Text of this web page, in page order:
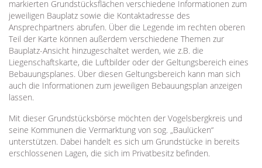
markierten Grundstücksflächen verschiedene Informationen zum
jeweiligen Bauplatz sowie die Kontaktadresse des
Ansprechpartners abrufen. Über die Legende im rechten oberen
Teil der Karte können außerdem verschiedene Themen zur
Bauplatz-Ansicht hinzugeschaltet werden, wie z.B. die
Liegenschaftskarte, die Luftbilder oder der Geltungsbereich eines
Bebauungsplanes. Über diesen Geltungsbereich kann man sich
auch die Informationen zum jeweiligen Bebauungsplan anzeigen
lassen.
Mit dieser Grundstücksbörse möchten der Vogelsbergkreis und
seine Kommunen die Vermarktung von sog. „Baulücken“
unterstützen. Dabei handelt es sich um Grundstücke in bereits
erschlossenen Lagen, die sich im Privatbesitz befinden.